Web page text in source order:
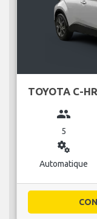
TOYOTA C-HR
group
5
miscellaneous_services
Automatique